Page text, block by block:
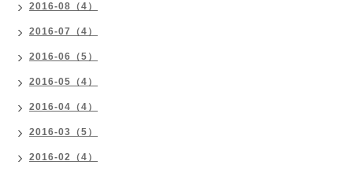
2016-08（4）
2016-07（4）
2016-06（5）
2016-05（4）
2016-04（4）
2016-03（5）
2016-02（4）